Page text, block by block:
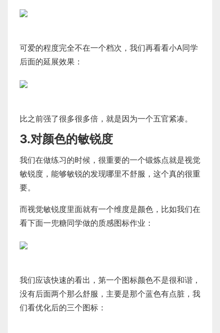
可爱的程度完全不在一个档次，我们再看看小A同学
后面的延展效果：
比之前强了很多很多倍，就是因为一个五官紧凑。
3.对颜色的敏锐度
我们在做练习的时候，很重要的一个锻炼点就是视觉
敏锐度，能够敏锐的发现哪里不舒服，这个真的很重
要。
而视觉敏锐度里面就有一个维度是颜色，比如我们在
看下面一兜糖同学做的质感图标作业：
我们应该快速的看出，第一个图标颜色不是很和谐，
没有后面两个那么舒服，主要是那个蓝色有点脏，我
们看优化后的三个图标：